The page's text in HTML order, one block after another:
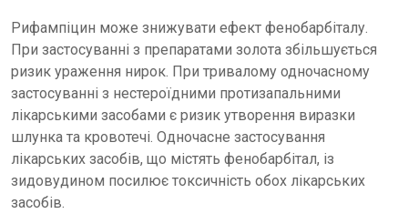
Рифампіцин може знижувати ефект фенобарбіталу.
При застосуванні з препаратами золота збільшується
ризик ураження нирок. При тривалому одночасному
застосуванні з нестероїдними протизапальними
лікарськими засобами є ризик утворення виразки
шлунка та кровотечі. Одночасне застосування
лікарських засобів, що містять фенобарбітал, із
зидовудином посилює токсичність обох лікарських
засобів.